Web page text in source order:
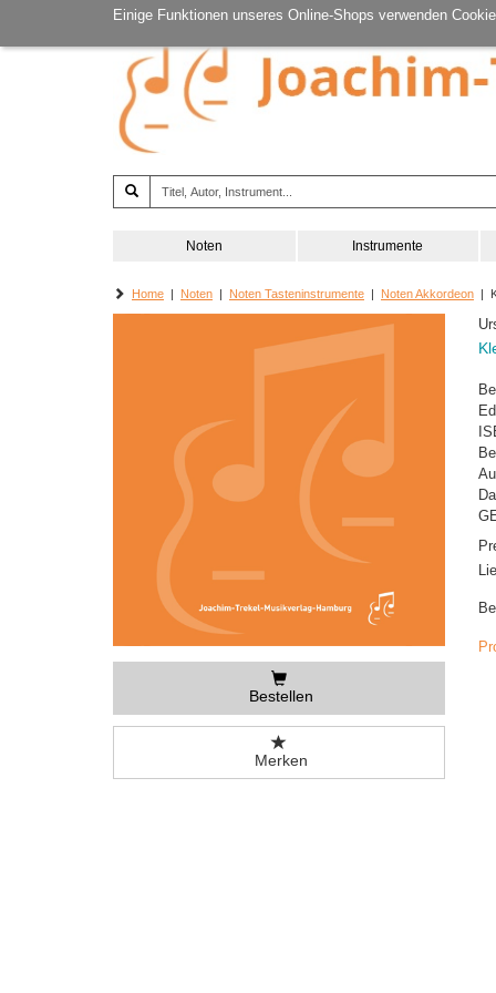
Einige Funktionen unseres Online-Shops verwenden
Noten Instrumente
Home | Noten | Noten Tasteninstrumente | Noten Akkordeon |
Bestellen
Merken